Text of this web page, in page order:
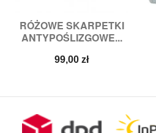
RÓŻOWE SKARPETKI
ANTYPOŚLIZGOWE...
Cena
99,00 zł